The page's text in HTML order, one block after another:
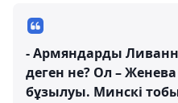
- Армяндарды
деген не? Ол –
бұзылуы. Минскі